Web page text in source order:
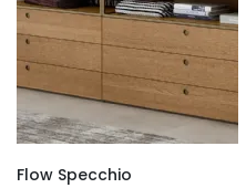
Flow Specchio